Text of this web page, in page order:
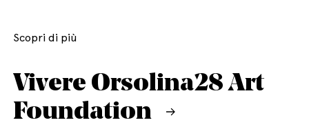
Scopri di più
Vivere Orsolina28 Art
Foundation